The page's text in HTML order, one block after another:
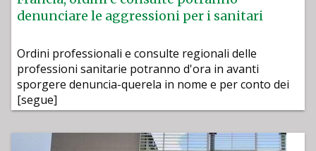
denunciare le aggressioni per i sanitari
Ordini professionali e consulte regionali delle
professioni sanitarie potranno d'ora in avanti
sporgere denuncia-querela in nome e per conto dei
[segue]